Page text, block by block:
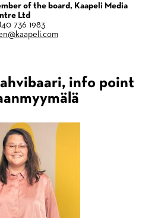
of the board, Kaapeli Media
Ltd
736 1983
info point